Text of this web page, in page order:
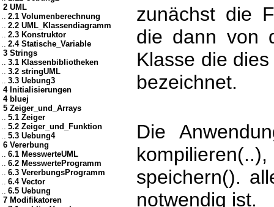
2 UML
.. 2.1 Volumenberechnung
.. 2.2 UML_Klassendiagramm
.. 2.3 Konstruktor
.. 2.4 Statische_Variable
3 Strings
.. 3.1 Klassenbibliotheken
.. 3.2 stringUML
.. 3.3 Uebung3
4 Initialisierungen
4 bluej
5 Zeiger_und_Arrays
.. 5.1 Zeiger
.. 5.2 Zeiger_und_Funktion
.. 5.3 Uebung4
6 Vererbung
.. 6.1 MesswerteUML
.. 6.2 MesswerteProgramm
.. 6.3 VererbungsProgramm
.. 6.4 Vector
.. 6.5 Uebung
7 Modifikatoren
zunächst die
die dann von
Klasse die
bezeichnet.
Die
speichern().
notwendig ist.